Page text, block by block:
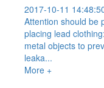
2017-10-11
Attention should be
placing lead
metal objects to
leaka...
More +